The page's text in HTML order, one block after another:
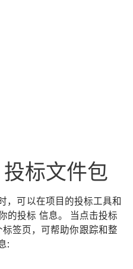
标文件包
，可以在项目的投标工具和
的投标 信息。 当点击投标
签页，可帮助你跟踪和整
: